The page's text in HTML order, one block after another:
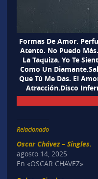
Formas De Amor.
Atento. No Puedo
La Taquiza. Yo Te
Como Un
Que Tú Me Das. El
Atracción.Disco
Relacionado
Oscar Chávez – Singles.
agosto 14, 2025
En «OSCAR CHAVEZ»